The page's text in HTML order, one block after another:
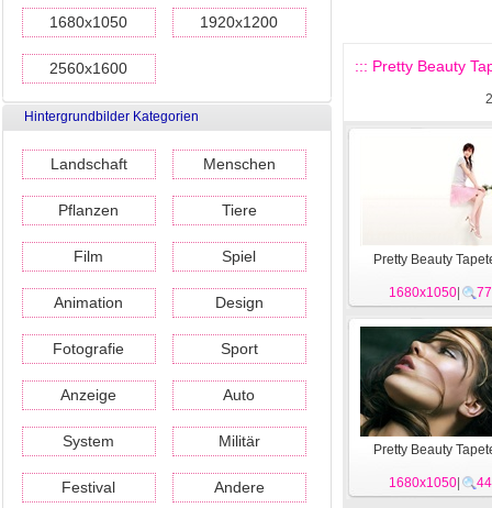
1680x1050 1920x1200
2560x1600
Hintergrundbilder Kategorien
Landschaft Menschen
Pflanzen Tiere
Film Spiel
Animation Design
Fotografie Sport
Anzeige Auto
System Militär
Festival Andere
::: Pretty Beauty
Pretty Beauty
1680x1050
Pretty Beauty
1680x1050